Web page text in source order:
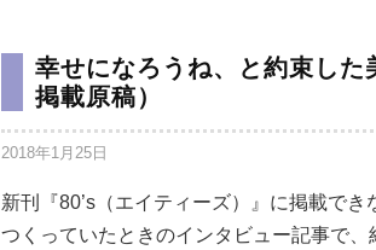
幸せになろうね、と約束した
掲載原稿）
2018年1月25日
新刊『80’s（エイティーズ）』に掲載で
つくっていたときのインタビュー記事で